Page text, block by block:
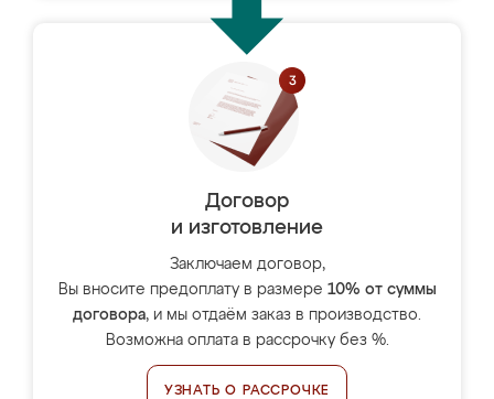
Договор
и изготовление
Заключаем договор,
Вы вносите предоплату в размере 10% от суммы
договора, и мы отдаём заказ в производство.
Возможна оплата в рассрочку без %.
УЗНАТЬ О РАССРОЧКЕ